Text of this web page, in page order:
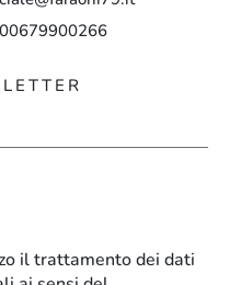
il trattamento dei dati